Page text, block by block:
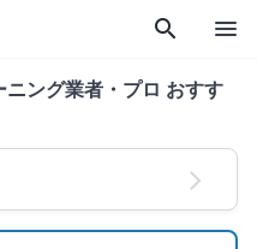
search menu
ング業者・プロ おすす